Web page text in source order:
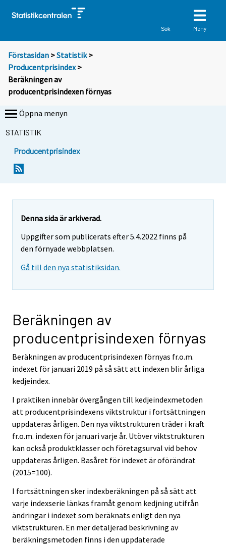
Sök Meny
Förstasidan >Statistik >
Producentprisindex>
Beräkningen av
producentprisindexen förnyas
Öppna menyn
STATISTIK
Producentprisindex
Denna sida är arkiverad.
Uppgifter som publicerats efter 5.4.2022 finns på
den förnyade webbplatsen.
Gå till den nya statistiksidan.
Beräkningen av
producentprisindexen förnyas
Beräkningen av producentprisindexen förnyas fr.o.m.
indexet för januari 2019 på så sätt att indexen blir årliga
kedjeindex.
I praktiken innebär övergången till kedjeindexmetoden
att producentprisindexens viktstruktur i fortsättningen
uppdateras årligen. Den nya viktstrukturen träder i kraft
fr.o.m. indexen för januari varje år. Utöver viktstrukturen
kan också produktklasser och företagsurval vid behov
uppdateras årligen. Basåret för indexet är oförändrat
(2015=100).
I fortsättningen sker indexberäkningen på så sätt att
varje indexserie länkas framåt genom kedjning utifrån
ändringar i indexet som beräknats enligt den nya
viktstrukturen. En mer detaljerad beskrivning av
beräkningsmetoden finns i den uppdaterade